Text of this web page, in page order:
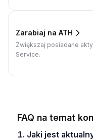
Zarabiaj na ATH
Zwiększaj posiadane
Service.
FAQ na temat
1. Jaki jest aktualny kurs wymiany ATH na